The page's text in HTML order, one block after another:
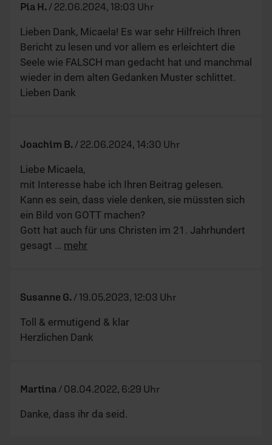
Pia H. / 22.06.2024, 18:03 Uhr
Lieben Dank, Micaela! Es war sehr Hilfreich Ihren
Bericht zu lesen und vor allem es erleichtert die
Seele wie FALSCH man gedacht hat und manchmal
wieder in dem alten Gedanken Muster schlittet.
Lieben Dank
Joachim B. / 22.06.2024, 14:30 Uhr
Liebe Micaela,
mit Interesse habe ich Ihren Beitrag gelesen.
Kann es sein, dass viele denken, sie müssten sich
ein Bild von GOTT machen?
Gott hat auch für uns Christen im 21. Jahrhundert
gesagt … mehr
Susanne G. / 19.05.2023, 12:03 Uhr
Toll & ermutigend & klar
Herzlichen Dank
Martina / 08.04.2022, 6:29 Uhr
Danke, dass ihr da seid.